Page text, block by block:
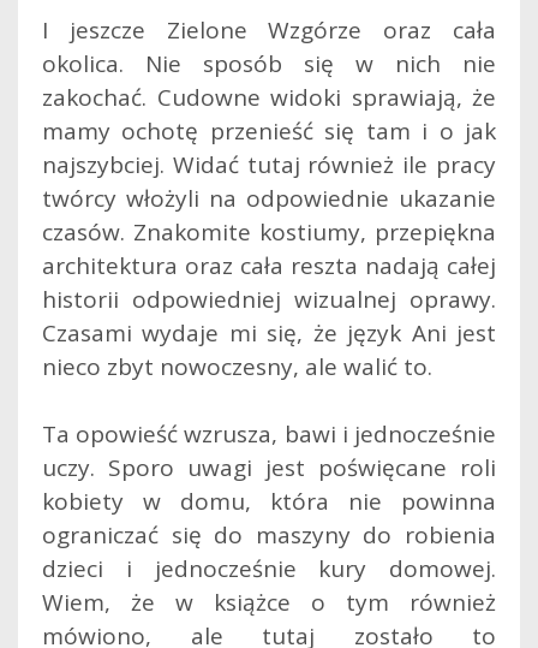
I jeszcze Zielone Wzgórze oraz cała
okolica. Nie sposób się w nich nie
zakochać. Cudowne widoki sprawiają, że
mamy ochotę przenieść się tam i o jak
najszybciej. Widać tutaj również ile pracy
twórcy włożyli na odpowiednie ukazanie
czasów. Znakomite kostiumy, przepiękna
architektura oraz cała reszta nadają całej
historii odpowiedniej wizualnej oprawy.
Czasami wydaje mi się, że język Ani jest
nieco zbyt nowoczesny, ale walić to.
Ta opowieść wzrusza, bawi i jednocześnie
uczy. Sporo uwagi jest poświęcane roli
kobiety w domu, która nie powinna
ograniczać się do maszyny do robienia
dzieci i jednocześnie kury domowej.
Wiem, że w książce o tym również
mówiono, ale tutaj zostało to